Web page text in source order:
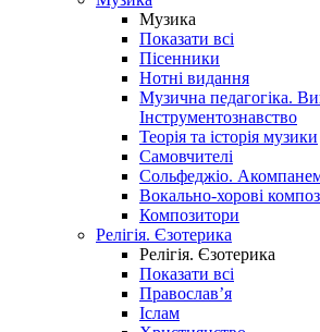
Музика
Показати всі
Пісенники
Нотні видання
Музична педагогіка.
Інструментознавство
Теорія та історія музики
Самовчителі
Сольфеджіо.
Вокально-хорові
Композитори
Релігія. Єзотерика
Релігія. Єзотерика
Показати всі
Православ’я
Іслам